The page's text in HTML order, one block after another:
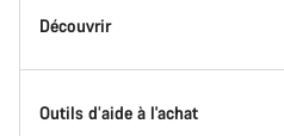
Canyon
Inside Canyon
L'innovation chez Canyon
Découvrir
Evénements
Outils d’aide à l'achat